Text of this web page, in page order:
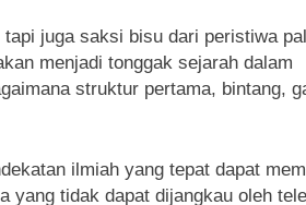
juga saksi bisu dari peristiwa
menjadi tonggak sejarah dalam
struktur pertama, bintang,
ilmiah yang tepat dapat
yang tidak dapat dijangkau oleh